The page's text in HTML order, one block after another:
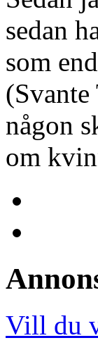
sedan
som
(Svante
någon
om
Vill du